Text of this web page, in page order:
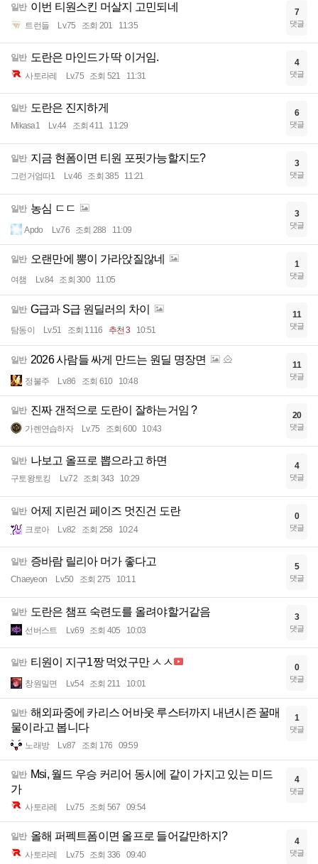
일반 이번 티원스킨 머살지 고민되네
트런들 Lv.75 조회 201 11:35
7
댓글
일반 도란은 마인드가 딱 이거임.
사토라레 Lv.75 조회 521 11:31
4
댓글
일반 도란은 진지하게
Mikasa1 Lv.44 조회 411 11:29
6
댓글
일반 지금 현폼이면 티원 포핏가능할지도?
그런거엄따1 Lv.46 조회 385 11:21
3
댓글
일반 농심 ㄷㄷ
Apdo Lv.76 조회 288 11:09
3
댓글
일반 오랜만에 뽕이 가라앉질않네
여챔 Lv.84 조회 300 11:05
1
댓글
일반 G급과 S급 원딜러의 차이
탐동이 Lv.51 조회 1116 추천 3 10:51
11
댓글
일반 2026 사람들 싸게 만드는 원딜 명장면
정불주 Lv.86 조회 610 10:48
11
댓글
일반 진짜 갠적으로 도란이 잘하는거임 ?
가렌연습하자 Lv.75 조회 600 10:43
20
댓글
일반 나보고 올프로 뽑으라고 하면
구토왕토킹 Lv.72 조회 343 10:29
4
댓글
일반 어제 지린건 페이즈 멋진건 도란
크로아 Lv.82 조회 258 10:24
0
댓글
일반 증바람 릴리아 머가 좋다고
Chaeyeon Lv.50 조회 275 10:11
5
댓글
일반 도란은 챔프 숙련도를 올려야할거같음
선버스트 Lv.69 조회 405 10:03
3
댓글
일반 티원이 지구1짱 먹었구만 ㅅㅅ
창원밀면 Lv.54 조회 211 10:01
0
댓글
일반 해외파중에 카리스 어바웃 루스터까지 내년시즌 꿀매
물이라고 봅니다
노래방 Lv.87 조회 176 09:59
1
댓글
일반 Msi, 월드 우승 커리어 동시에 같이 가지고 있는 미드
가
사토라레 Lv.75 조회 567 09:54
4
댓글
일반 올해 퍼펙트폼이면 올프로 들어갈만하지?
사토라레 Lv.75 조회 336 09:40
4
댓글